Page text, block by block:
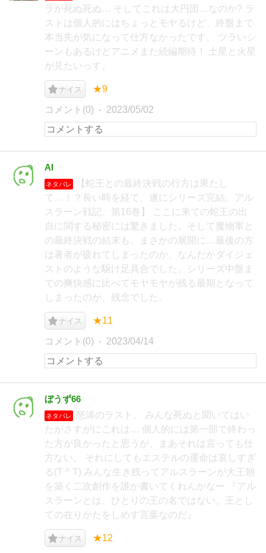
ラが死ぬ死ぬ… そしてこれは大円団…なのか? ラ
ストは個人的にはちょっとモヤるけど、終盤まで
本当先が気になって仕方なかったです。 ツラいシ
ーンもあるけどアニメまた続編期待！ 土星と火星
が見たいっす。
ナイス ★9
コメント(0) 2023/05/02
AI
ネタバレ
【蛇王との最終決戦の行方は果たし
て…！？長い時を経て、遂にシリーズ完結。アル
スラーン戦記、第16巻】 ここに来ての蛇王の出
自に関する秘密には驚きました。そして魔物軍と
の最終決戦の結末も、まさかの展開に…最後の方
は著者が疲れてしまったのか、なんだかダイジェ
ストのような駆け足具合でした。シリーズ中盤ま
での爽快感に比べてモヤモヤが残る最期となって
しまったのが、残念でした。
ナイス ★11
コメント(0) 2023/04/14
ぼうず66
ネタバレ
怒涛のラスト。 みんな死ぬと聞いてはい
たがさすがにこれは… 個人的には第一部で終わっ
た方が良かったと思うが、まあそれは言っても仕
方ない。 それにしてもエステルの運命は哀しすぎ
る(T ^ T) みんな生き残ってアルスラーンが大王朝
を築く二次創作を誰か書いてくれんかなー 『アル
スラーンとは、ひとりの王の名ではない。王とし
ての在りかたをしめす言葉なのだ』
ナイス ★12